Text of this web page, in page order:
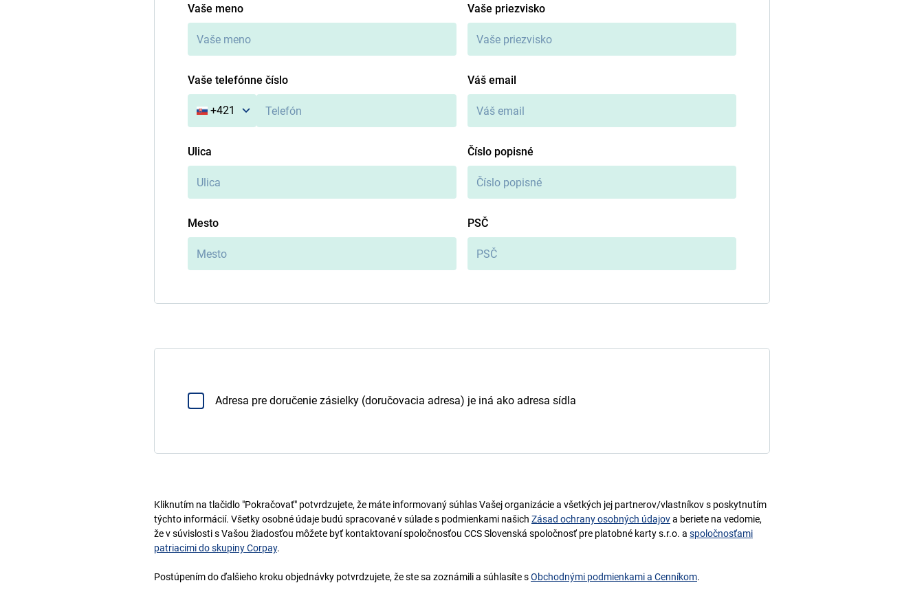
Vaše meno Vaše priezvisko
Vaše telefónne číslo
+421
Váš email
Ulica Číslo popisné
Mesto PSČ
Adresa pre doručenie zásielky (doručovacia adresa) je iná ako adresa sídla
Kliknutím na tlačidlo "Pokračovať" potvrdzujete, že máte informovaný súhlas Vašej organizácie a všetkých jej partnerov/vlastníkov s poskytnutím
týchto informácií. Všetky osobné údaje budú spracované v súlade s podmienkami našich Zásad ochrany osobných údajova beriete na vedomie,
že v súvislosti s Vašou žiadosťou môžete byť kontaktovaní spoločnosťou CCS Slovenská spoločnosť pre platobné karty s.r.o. a spoločnosťami
patriacimi do skupiny Corpay.
Postúpením do ďalšieho kroku objednávky potvrdzujete, že ste sa zoznámili a súhlasíte sObchodnými podmienkami a Cenníkom.